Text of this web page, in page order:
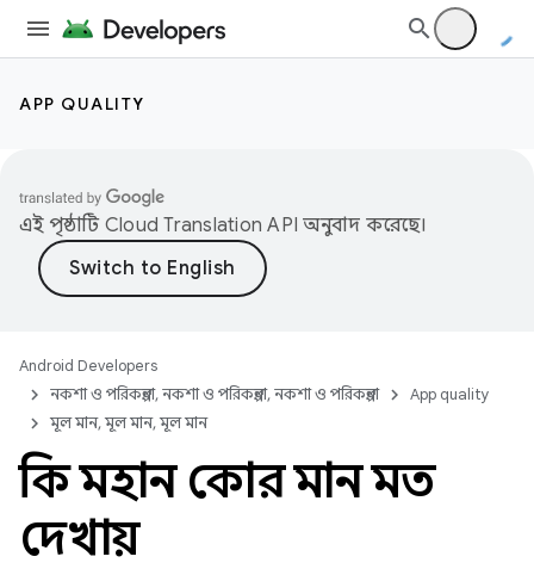
APP QUALITY
এই পৃষ্ঠাটি Cloud Translation API অনুবাদ করেছে।
Android Developers
নকশা ও পরিকল্পনা, নকশা ও পরিকল্পনা, নকশা ও পরিকল্পনা
App quality
মূল মান, মূল মান, মূল মান
কি মহান কোর মান মত
দেখায়